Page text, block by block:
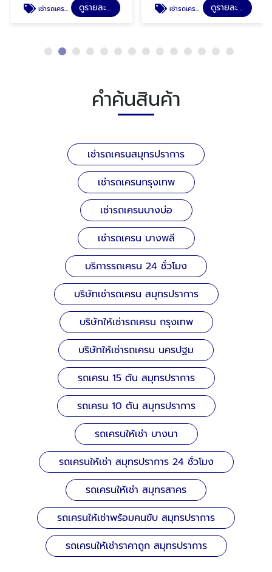
เช่ารถเครนกรุงเทพ ดูรายละเอียด เช่ารถเครนบางบ่อ ดูรายละเอียด
คำค้นสินค้า
เช่ารถเครนสมุทรปราการ
เช่ารถเครนกรุงเทพ
เช่ารถเครนบางบ่อ
เช่ารถเครน บางพลี
บริการรถเครน 24 ชั่วโมง
บริษัทเช่ารถเครน สมุทรปราการ
บริษัทให้เช่ารถเครน กรุงเทพ
บริษัทให้เช่ารถเครน นครปฐม
รถเครน 15 ตัน สมุทรปราการ
รถเครน 10 ตัน สมุทรปราการ
รถเครนให้เช่า บางนา
รถเครนให้เช่า สมุทรปราการ 24 ชั่วโมง
รถเครนให้เช่า สมุทรสาคร
รถเครนให้เช่าพร้อมคนขับ สมุทรปราการ
รถเครนให้เช่าราคาถูก สมุทรปราการ